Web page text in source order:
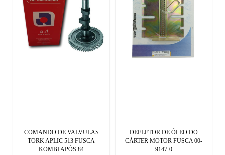
COMANDO DE VALVULAS
TORK APLIC 513 FUSCA
KOMBI APÓS 84
DEFLETOR DE ÓLEO DO
CÁRTER MOTOR FUSCA 00-
9147-0